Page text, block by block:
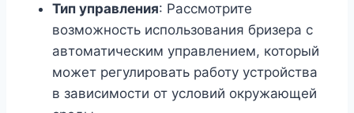
Тип управления: Рассмотрите
возможность использования бризера с
автоматическим управлением, который
может регулировать работу устройства
в зависимости от условий окружающей